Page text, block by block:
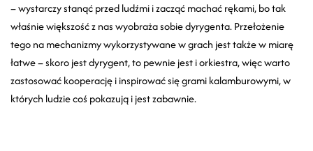
– wystarczy stanąć przed ludźmi i zacząć machać rękami, bo tak
właśnie większość z nas wyobraża sobie dyrygenta. Przełożenie
tego na mechanizmy wykorzystywane w grach jest także w miarę
łatwe – skoro jest dyrygent, to pewnie jest i orkiestra, więc warto
zastosować kooperację i inspirować się grami kalamburowymi, w
których ludzie coś pokazują i jest zabawnie.